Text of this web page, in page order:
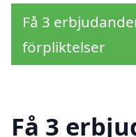
Få 3
förpliktelser
Få 3